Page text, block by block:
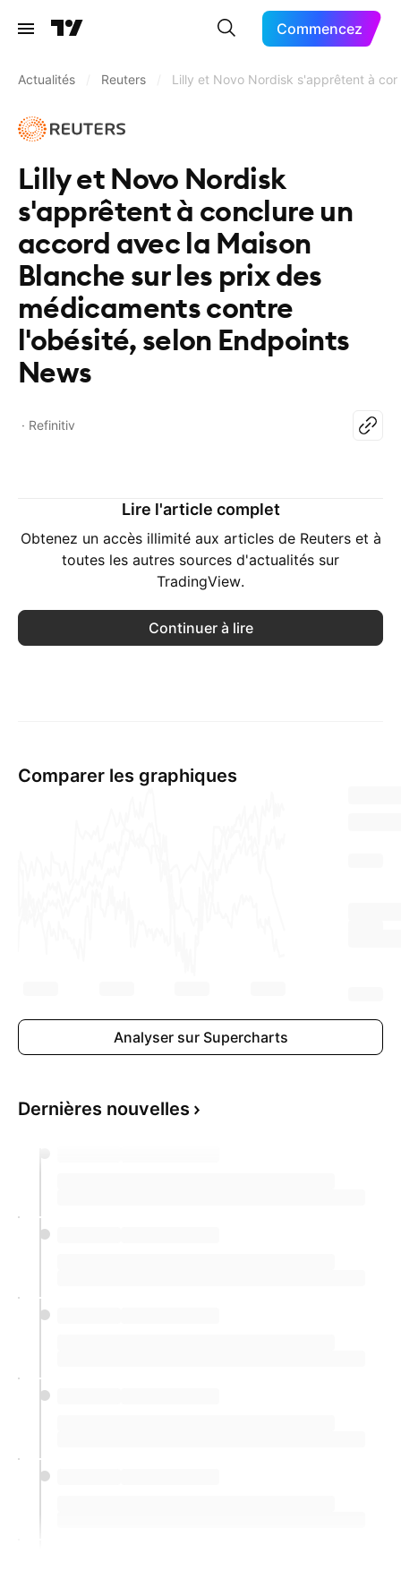
Commencez
Actualités Reuters Lilly et Novo Nordisk s'apprêtent à
Lilly et Novo Nordisk
s'apprêtent à conclure un
accord avec la Maison
Blanche sur les prix des
médicaments contre
l'obésité, selon Endpoints
News
Refinitiv
Lire l'article complet
Obtenez un accès illimité aux articles de Reuters et à
toutes les autres sources d'actualités sur
TradingView.
Continuer à lire
Comparer les graphiques
Analyser sur Supercharts
Dernières nouvelles